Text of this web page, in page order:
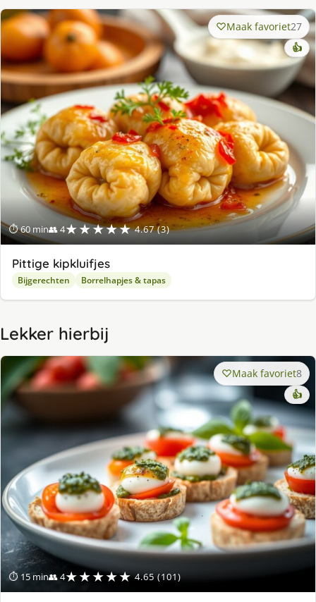
⏱ 60 min👥 4★★★★★ 4.67 (3)
Maak favoriet27
👍
Pittige kipkluifjes
Bijgerechten Borrelhapjes & tapas
Lekker hierbij
⏱ 15 min👥 4★★★★★ 4.65 (101)
Maak favoriet8
👍